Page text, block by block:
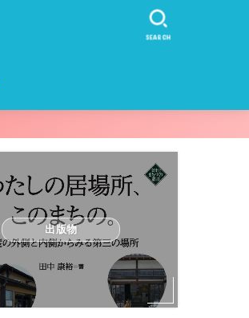
SEARCH
出版物